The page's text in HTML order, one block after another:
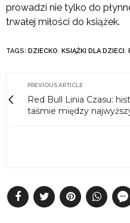
prowadzi nie tylko do
trwałej miłości do książek.
TAGS: DZIECKO, KSIĄŻKI DLA DZIECI,
PREVIOUS ARTICLE
Red Bull Linia Czasu:
taśmie między